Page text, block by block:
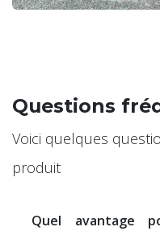
Questions
Voici quelques
produit
Quel avantage